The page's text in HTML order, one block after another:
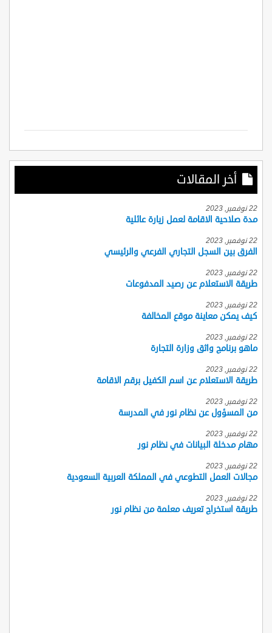
أخر المقالات
22 نوفمبر, 2023
مدة صلاحية الاقامة لعمل زيارة عائلية
22 نوفمبر, 2023
الفرق بين السجل التجاري الفرعي والرئيسي
22 نوفمبر, 2023
طريقة الاستعلام عن رصيد المدفوعات
22 نوفمبر, 2023
كيف يمكن معاينة موقع المخالفة
22 نوفمبر, 2023
ماهو برنامج واثق وزارة التجارة
22 نوفمبر, 2023
طريقة الاستعلام عن اسم الكفيل برقم الاقامة
22 نوفمبر, 2023
من المسؤول عن نظام نور في المدرسة
22 نوفمبر, 2023
مهام مدخلة البيانات في نظام نور
22 نوفمبر, 2023
مجالات العمل التطوعي في المملكة العربية السعودية
22 نوفمبر, 2023
طريقة استخراج تعريف معلمة من نظام نور